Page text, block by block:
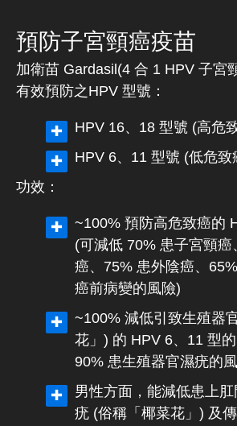
預防子宮頸癌疫苗
加衛苗 Gardasil (4 合 1 HPV 子宮
有效預防之HPV 型號：
HPV 16、18 型號 (高危
HPV 6、11 型號 (低危致
功效：
~100% 預防高危致癌的
(可減低 70% 患子宮頸癌
癌、75% 患外陰癌、
癌前病變的風險)
~100% 減低引致生殖器
花」) 的 HPV 6、11 型
90% 患生殖器官濕疣的
男性方面，能減低患上
疣 (俗稱「椰菜花」) 及